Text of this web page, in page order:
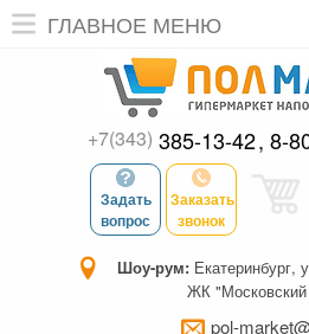
ГЛАВНОЕ МЕНЮ
+7(343) 385-13-42 8-
Задать
вопрос
Заказать
звонок
Шоу-рум: Екатеринбург,
ЖК "Московский
pol-